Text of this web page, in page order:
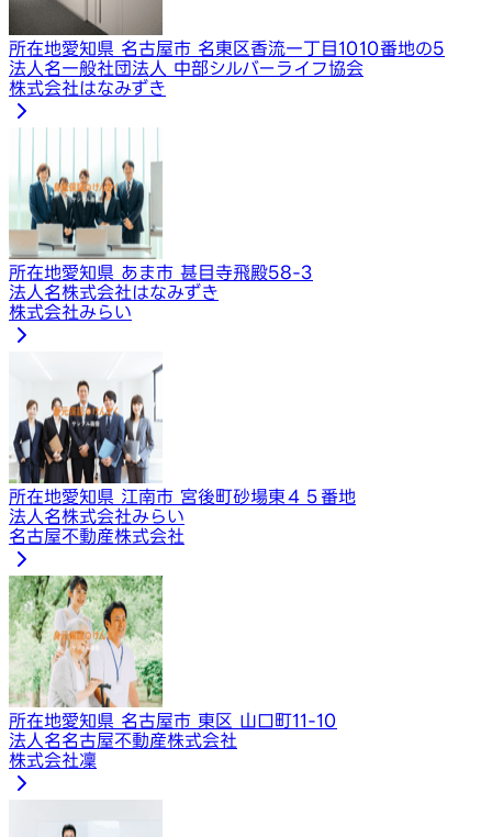
所在地愛知県 名古屋市 名東区香流一丁目1010番地の5
法人名一般社団法人 中部シルバーライフ協会
株式会社はなみずき
所在地愛知県 あま市 甚目寺飛殿58-3
法人名株式会社はなみずき
株式会社みらい
所在地愛知県 江南市 宮後町砂場東４５番地
法人名株式会社みらい
名古屋不動産株式会社
所在地愛知県 名古屋市 東区 山口町11-10
法人名名古屋不動産株式会社
株式会社凜